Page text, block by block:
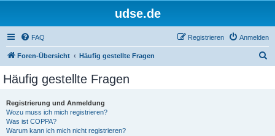
udse.de
FAQ Anmelden
Registrieren
Foren-Übersicht Häufig gestellte Fragen
Häufig gestellte Fragen
Registrierung und Anmeldung
Wozu muss ich mich registrieren?
Was ist COPPA?
Warum kann ich mich nicht registrieren?